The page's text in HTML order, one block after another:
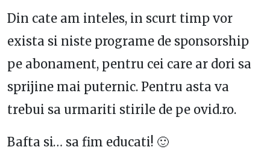
Din cate am inteles, in scurt timp vor
exista si niste programe de sponsorship
pe abonament, pentru cei care ar dori sa
sprijine mai puternic. Pentru asta va
trebui sa urmariti stirile de pe ovid.ro.
Bafta si… sa fim educati! 🙂